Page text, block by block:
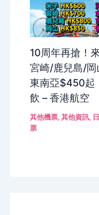
10周年再搶！
宮崎/鹿兒島/岡
東南亞$450起
飲 – 香港航空
其他機票, 其他資訊,
票